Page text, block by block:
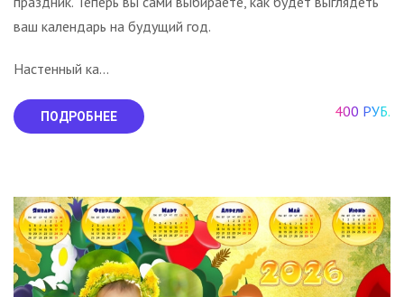
ваш календарь на будущий год.
Настенный ка...
ПОДРОБНЕЕ 400 РУБ.